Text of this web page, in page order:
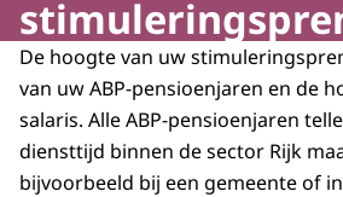
De hoogte van uw
van uw ABP-pensioenjaren en de
salaris. Alle ABP-pensioenjaren
diensttijd binnen de sector Rijk
bijvoorbeeld bij een gemeente of